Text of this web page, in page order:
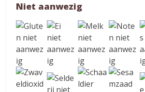
Niet aanwezig